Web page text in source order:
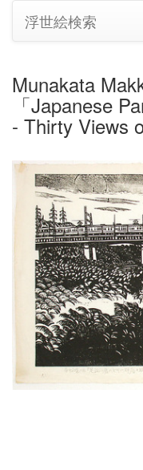
浮世絵検索
Munakata
「Japanese
- Thirty Views